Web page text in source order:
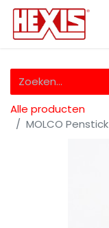
Alle producten
MOLCO